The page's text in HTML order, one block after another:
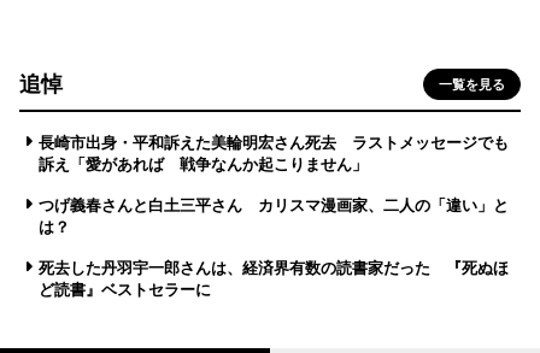
追悼 一覧を見る
長崎市出身・平和訴えた美輪明宏さん死去 ラストメッセージでも
訴え「愛があれば 戦争なんか起こりません」
つげ義春さんと白土三平さん カリスマ漫画家、二人の「違い」と
は？
死去した丹羽宇一郎さんは、経済界有数の読書家だった 『死ぬほ
ど読書』ベストセラーに